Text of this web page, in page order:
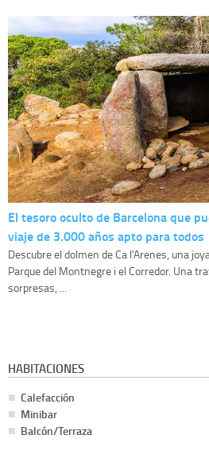
El tesoro oculto de Barcelona que
viaje de 3.000 años apto para todos
Descubre el dolmen de Ca l'Arenes, una
Parque del Montnegre i el Corredor. Una
sorpresas, ...
HABITACIONES
Calefacción
Minibar
Balcón/Terraza